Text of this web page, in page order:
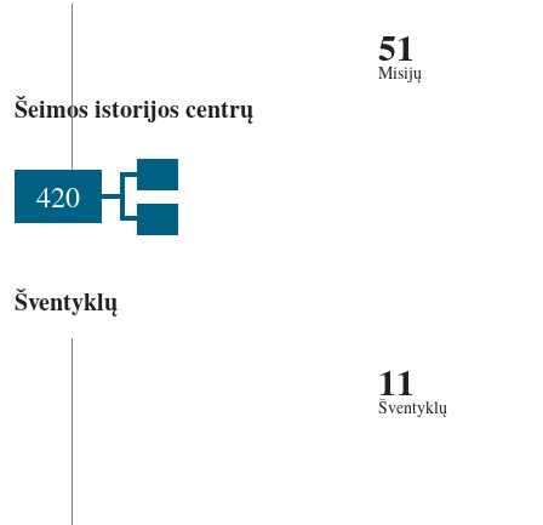
51
Misijų
Šeimos istorijos centrų
420
Šventyklų
11
Šventyklų